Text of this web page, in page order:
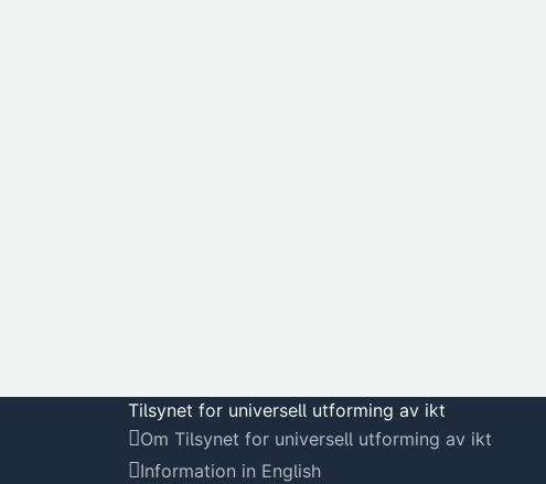
Tilsynet for universell utforming av ikt
Om Tilsynet for universell utforming av ikt
Information in English